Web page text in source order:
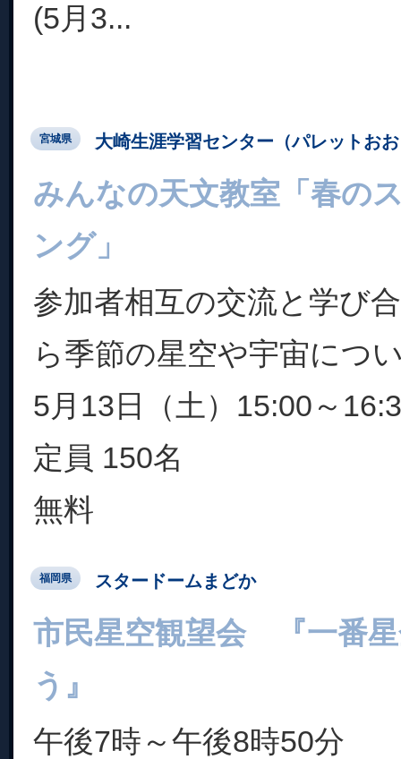
(5月3...
宮城県 大崎生涯学習センター（パレットお
みんなの天文教室「春の
ング」
参加者相互の交流と学び
ら季節の星空や宇宙につ
5月13日（土）15:00～
定員 150名
無料
福岡県 スタードームまどか
市民星空観望会 『一番
う』
午後7時～午後8時50分